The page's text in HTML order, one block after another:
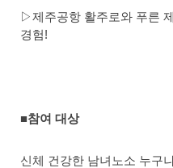
▷제주공항 활주로와 푸른
경험!
■참여 대상
신체 건강한 남녀노소 누구